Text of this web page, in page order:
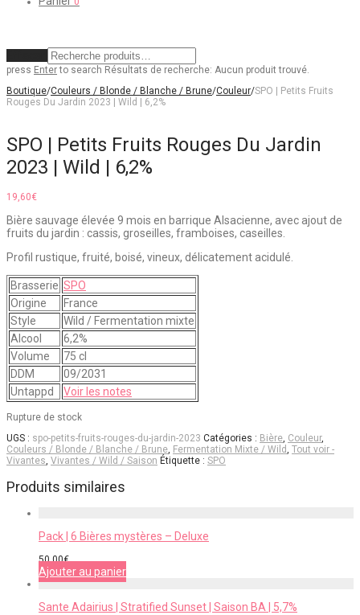
press Enterto search Résultats de recherche: Aucun produit trouvé.
Boutique/Couleurs / Blonde / Blanche / Brune/Couleur/SPO | Petits Fruits
Rouges Du Jardin 2023 | Wild | 6,2%
SPO | Petits Fruits Rouges Du Jardin
2023 | Wild | 6,2%
19,60€
Bière sauvage élevée 9 mois en barrique Alsacienne, avec ajout de
fruits du jardin : cassis, groseilles, framboises, caseilles.
Profil rustique, fruité, boisé, vineux, délicatement acidulé.
Brasserie SPO
Origine
France
Style
Wild / Fermentation mixte
Alcool
6,2%
Volume
75 cl
DDM
09/2031
Untappd
Voir les notes
Rupture de stock
UGS : spo-petits-fruits-rouges-du-jardin-2023 Catégories : Bière, Couleur,
Couleurs / Blonde / Blanche / Brune, Fermentation Mixte / Wild, Tout voir -
Vivantes, Vivantes / Wild / Saison Étiquette : SPO
Produits similaires
Pack | 6 Bières mystères – Deluxe
50,00€
Ajouter au panier
Sante Adairius | Stratified Sunset | Saison BA | 5,7%